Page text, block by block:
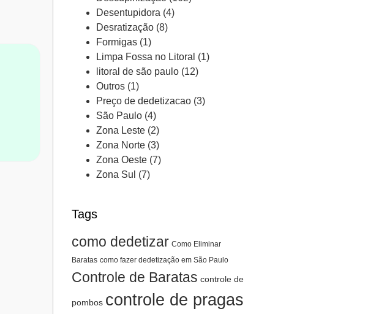
Desentupidora (4)
Desratização (8)
Formigas (1)
Limpa Fossa no Litoral (1)
litoral de são paulo (12)
Outros (1)
Preço de dedetizacao (3)
São Paulo (4)
Zona Leste (2)
Zona Norte (3)
Zona Oeste (7)
Zona Sul (7)
Tags
como dedetizar Como Eliminar
Baratas como fazer dedetização em São Paulo
Controle de Baratas controle de
pombos controle de pragas